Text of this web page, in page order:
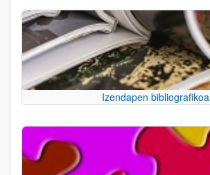
Izendapen bibliografikoa